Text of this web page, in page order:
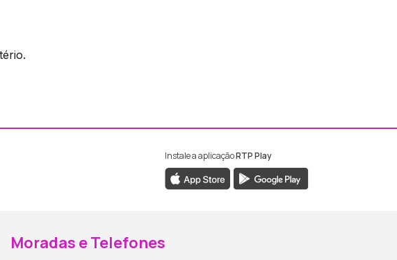
ao Facebook da RTP Madeira
ao Instagram da RTP Madeira
Instale a aplicaçãoRTP Play
Moradas e Telefones